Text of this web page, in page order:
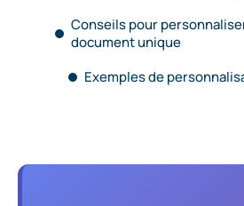
Conseils pour
document unique
Exemples de